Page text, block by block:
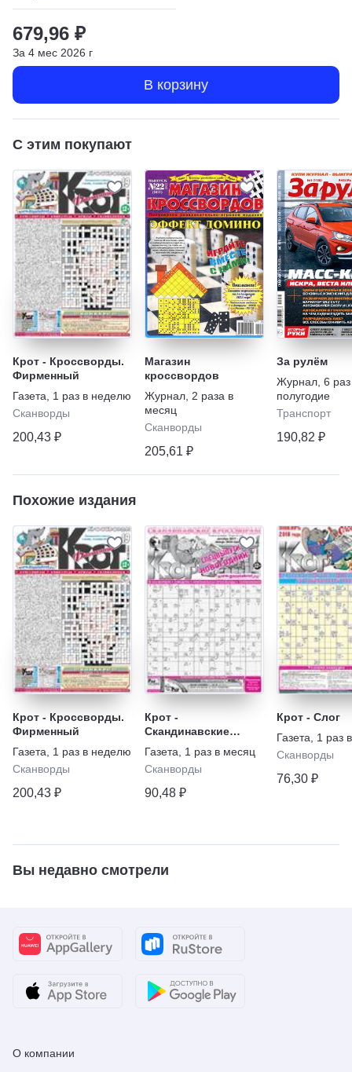
679,96 ₽
За 4 мес 2026 г
В корзину
С этим покупают
Крот - Кроссворды.
Фирменный
Газета
1 раз в неделю
Сканворды
200,43 ₽
Магазин
кроссвордов
Журнал 2 раза в
месяц
Сканворды
205,61 ₽
За рулём
Журнал 6
полугодие
Транспорт
190,82 ₽
Похожие издания
Крот - Кроссворды.
Фирменный
Газета
1 раз в неделю
Сканворды
200,43 ₽
Крот -
Скандинавские
кроссворды.
Спецвыпуск
Газета
1 раз в месяц
Сканворды
90,48 ₽
Крот - Слог
Газета
1 раз
Сканворды
76,30 ₽
Вы недавно смотрели
О компании